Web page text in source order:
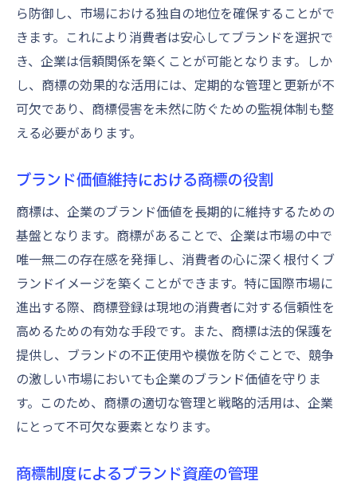
ら防御し、市場における独自の地位を確保することがで
きます。これにより消費者は安心してブランドを選択で
き、企業は信頼関係を築くことが可能となります。しか
し、商標の効果的な活用には、定期的な管理と更新が不
可欠であり、商標侵害を未然に防ぐための監視体制も整
える必要があります。
ブランド価値維持における商標の役割
商標は、企業のブランド価値を長期的に維持するための
基盤となります。商標があることで、企業は市場の中で
唯一無二の存在感を発揮し、消費者の心に深く根付くブ
ランドイメージを築くことができます。特に国際市場に
進出する際、商標登録は現地の消費者に対する信頼性を
高めるための有効な手段です。また、商標は法的保護を
提供し、ブランドの不正使用や模倣を防ぐことで、競争
の激しい市場においても企業のブランド価値を守りま
す。このため、商標の適切な管理と戦略的活用は、企業
にとって不可欠な要素となります。
商標制度によるブランド資産の管理